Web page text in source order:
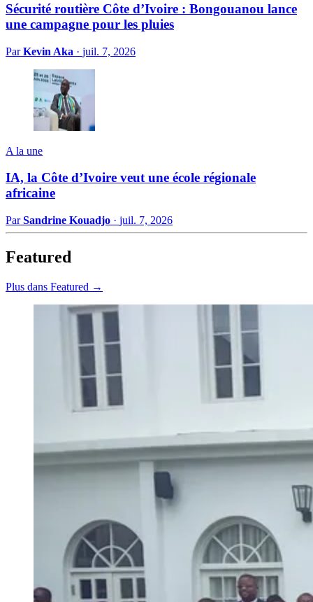
Sécurité routière Côte d’Ivoire : Bongouanou lance
une campagne pour les pluies
ParKevin Aka · juil. 7, 2026
A la une
IA, la Côte d’Ivoire veut une école régionale
africaine
ParSandrine Kouadjo · juil. 7, 2026
Featured
Plus dans Featured →